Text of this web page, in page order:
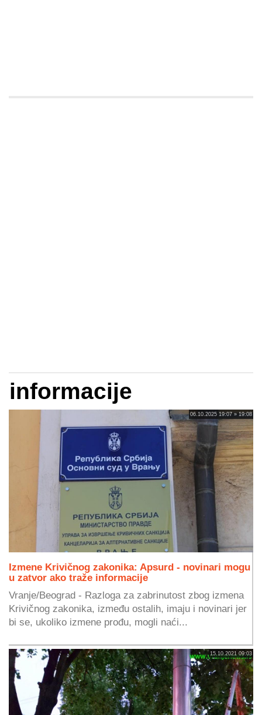
informacije
06.10.2025 19:07 » 19:08
Izmene Krivičnog zakonika: Apsurd - novinari mogu
u zatvor ako traže informacije
Vranje/Beograd - Razloga za zabrinutost zbog izmena
Krivičnog zakonika, između ostalih, imaju i novinari jer
bi se, ukoliko izmene prođu, mogli naći...
15.10.2021 09:03